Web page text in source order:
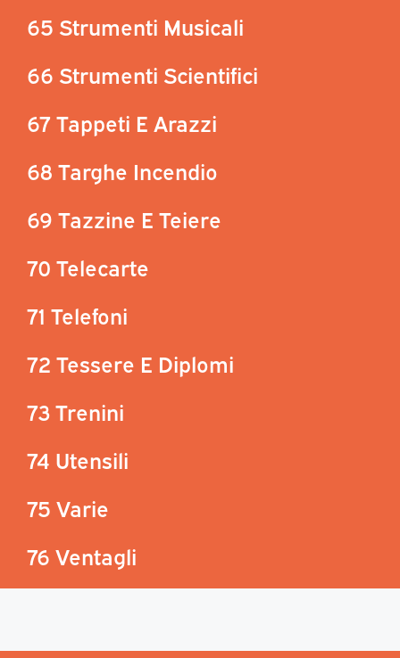
65 Strumenti Musicali
66 Strumenti Scientifici
67 Tappeti E Arazzi
68 Targhe Incendio
69 Tazzine E Teiere
70 Telecarte
71 Telefoni
72 Tessere E Diplomi
73 Trenini
74 Utensili
75 Varie
76 Ventagli